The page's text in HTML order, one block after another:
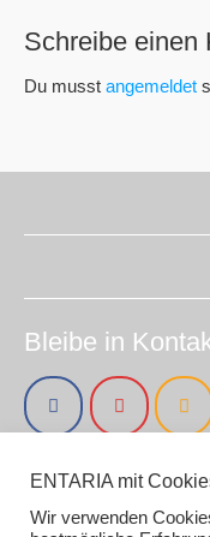
Schreibe einen
Du musst angemeldet
Bleibe in
Impressum
Datenschutz
ENTARIA mit
Wir verwenden